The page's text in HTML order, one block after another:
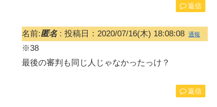
返信
名前:匿名: 投稿日：2020/07/16(木) 18:08:08 通報
※38
最後の審判も同じ人じゃなかったっけ？
返信